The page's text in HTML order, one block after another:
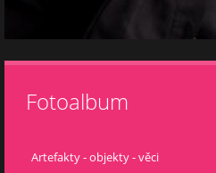
Fotoalbum
Artefakty - objekty - věci